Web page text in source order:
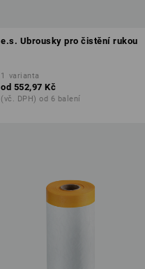
e.s. Ubrousky pro čistění rukou
1 varianta
od 552,97 Kč
(vč. DPH) od 6 balení